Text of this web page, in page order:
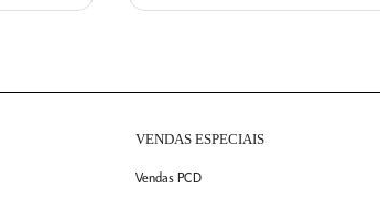
VENDAS ESPECIAIS
Vendas PCD